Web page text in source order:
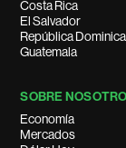
Costa Rica
El Salvador
República
Guatemala
SOBRE
Economía
Mercados